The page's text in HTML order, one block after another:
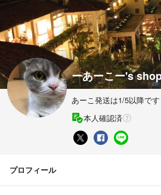
ーあーこー's
あーこ発送は1/5以降で
本人確認済
プロフィール